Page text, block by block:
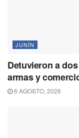
JUNÍN
Detuvieron a
armas y
6 AGOSTO, 2026